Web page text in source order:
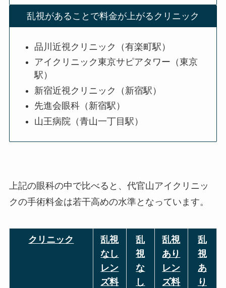
乱視があることで料金が上がるクリニック
品川近視クリニック（有楽町駅）
アイクリニック東京サピアタワー（東京
駅）
新宿近視クリニック（新宿駅）
先進会眼科（新宿駅）
山王病院（青山一丁目駅）
上記の眼科の中で比べると、代官山アイクリニッ
クの手術料金は若干高めの水準となっています。
クリニック
乱視
なし
レン
ズ料
乱
視
な
し
乱視
あり
レン
ズ料
乱
視
あ
り